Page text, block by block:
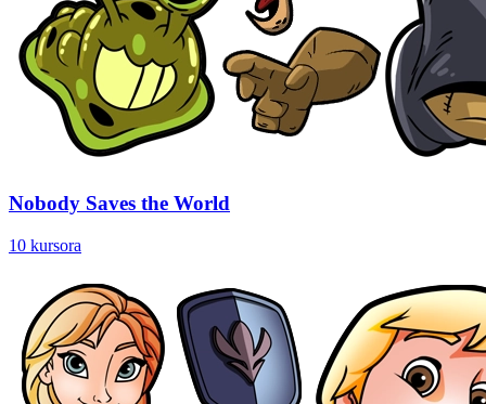
Nobody Saves the World
10 kursora